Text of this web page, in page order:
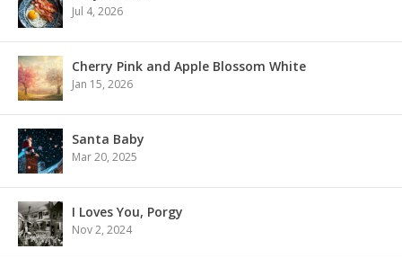
Jul 4, 2026
Cherry Pink and Apple Blossom White
Jan 15, 2026
Santa Baby
Mar 20, 2025
I Loves You, Porgy
Nov 2, 2024